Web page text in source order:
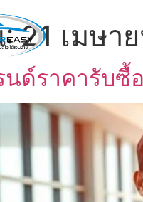
:21 เมษา
นด์ราคารับ